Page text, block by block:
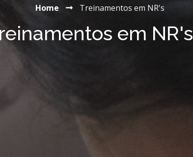
Home Treinamentos em NR's
em NR's